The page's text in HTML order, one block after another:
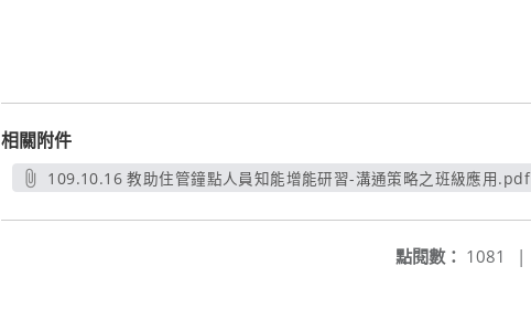
相關附件
109.10.16 教助住管鐘點人員知能增能研習-溝通策略之班級應用.pdf
點閱數： 1081 |